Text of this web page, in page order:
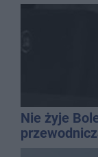
Nie żyje
dyrektor SP